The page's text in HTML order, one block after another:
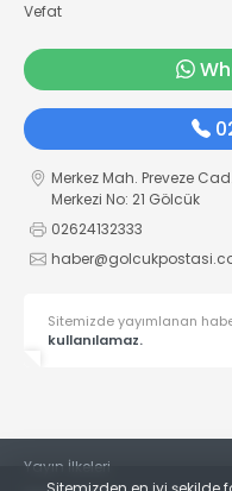
Vefat
Merkez Mah. Preveze
Merkezi No: 21 Gölcük
02624132333
Sitemizde yayımlanan
kullanılamaz.
Yayın İlkeleri